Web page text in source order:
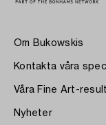
Om Bukowskis
Kontakta våra
Våra Fine Art-
Nyheter